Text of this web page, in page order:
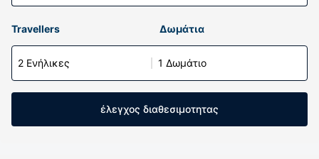
Travellers Δωμάτια
2 Ενήλικες 1 Δωμάτιο
έλεγχος διαθεσιμοτητας